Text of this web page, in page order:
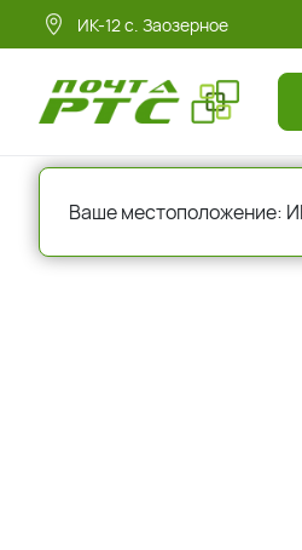
ИК-12 с. Заозерное
Ваше местоположение: